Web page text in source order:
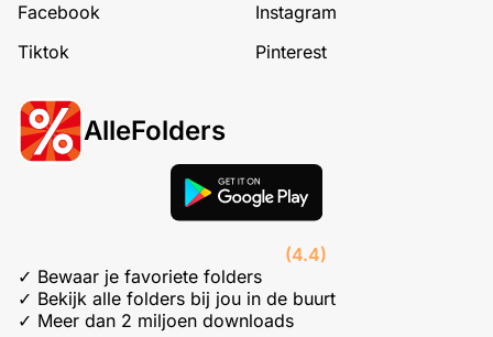
Facebook
Instagram
Tiktok
Pinterest
AlleFolders
(4.4)
✓ Bewaar je favoriete folders
✓ Bekijk alle folders bij jou in de buurt
✓ Meer dan 2 miljoen downloads